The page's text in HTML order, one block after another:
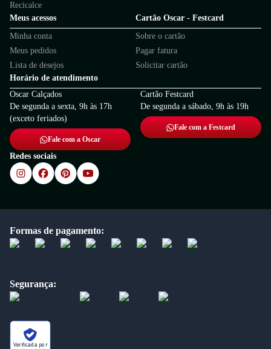
Recicalce
Meus acessos
Minha conta
Meus pedidos
Lista de desejos
Cartão Oscar - Festcard
Sobre o cartão
Pagar fatura
Solicitar cartão
Horário de atendimento
Oscar Calçados
De segunda a sexta, 9h às 17h
(exceto feriados)
Fale com a Oscar
Cartão Festcard
De segunda a sábado, 9h às 19h
Fale com a Festcard
Redes sociais
Formas de pagamento:
Segurança:
Verificada por